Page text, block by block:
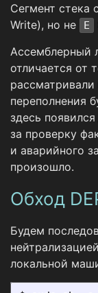
Сегмент стека
Write), но не
E
Ассемблерный
отличается от
рассматривали
переполнения
здесь
за проверку
и аварийного
произошло.
Обход
Будем
локальной